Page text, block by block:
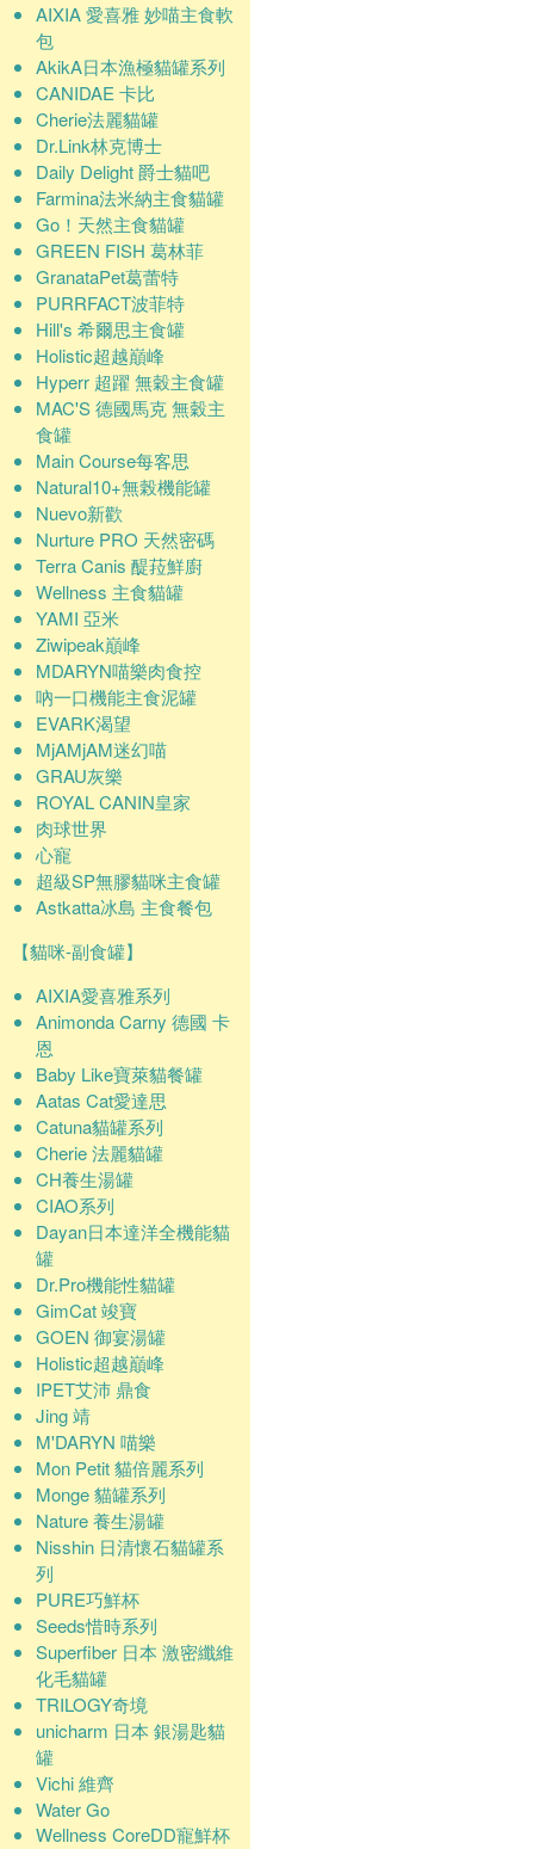
AIXIA 愛喜雅 妙喵主食軟
包
AkikA日本漁極貓罐系列
CANIDAE 卡比
Cherie法麗貓罐
Dr.Link林克博士
Daily Delight 爵士貓吧
Farmina法米納主食貓罐
Go！天然主食貓罐
GREEN FISH 葛林菲
GranataPet葛蕾特
PURRFACT波菲特
Hill's 希爾思主食罐
Holistic超越巔峰
Hyperr 超躍 無穀主食罐
MAC'S 德國馬克 無穀主
食罐
Main Course每客思
Natural10+無榖機能罐
Nuevo新歡
Nurture PRO 天然密碼
Terra Canis 醍菈鮮廚
Wellness 主食貓罐
YAMI 亞米
Ziwipeak巔峰
MDARYN喵樂肉食控
吶一口機能主食泥罐
EVARK渴望
MjAMjAM迷幻喵
GRAU灰樂
ROYAL CANIN皇家
肉球世界
心寵
超級SP無膠貓咪主食罐
Astkatta冰島 主食餐包
【貓咪-副食罐】
AIXIA愛喜雅系列
Animonda Carny 德國 卡
恩
Baby Like寶萊貓餐罐
Aatas Cat愛達思
Catuna貓罐系列
Cherie 法麗貓罐
CH養生湯罐
CIAO系列
Dayan日本達洋全機能貓
罐
Dr.Pro機能性貓罐
GimCat 竣寶
GOEN 御宴湯罐
Holistic超越巔峰
IPET艾沛 鼎食
Jing 靖
M'DARYN 喵樂
Mon Petit 貓倍麗系列
Monge 貓罐系列
Nature 養生湯罐
Nisshin 日清懷石貓罐系
列
PURE巧鮮杯
Seeds惜時系列
Superfiber 日本 激密纖維
化毛貓罐
TRILOGY奇境
unicharm 日本 銀湯匙貓
罐
Vichi 維齊
Water Go
Wellness CoreDD寵鮮杯